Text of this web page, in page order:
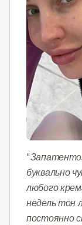
буквально
любого
недель тон
постоянно